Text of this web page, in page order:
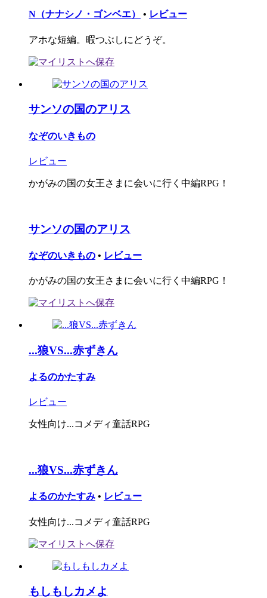
N（ナナシノ・ゴンベエ） • レビュー
アホな短編。暇つぶしにどうぞ。
サンソの国のアリス
なぞのいきもの
レビュー
かがみの国の女王さまに会いに行く中編RPG！
サンソの国のアリス
なぞのいきもの • レビュー
かがみの国の女王さまに会いに行く中編RPG！
...狼VS...赤ずきん
よるのかたすみ
レビュー
女性向け...コメディ童話RPG
...狼VS...赤ずきん
よるのかたすみ • レビュー
女性向け...コメディ童話RPG
もしもしカメよ